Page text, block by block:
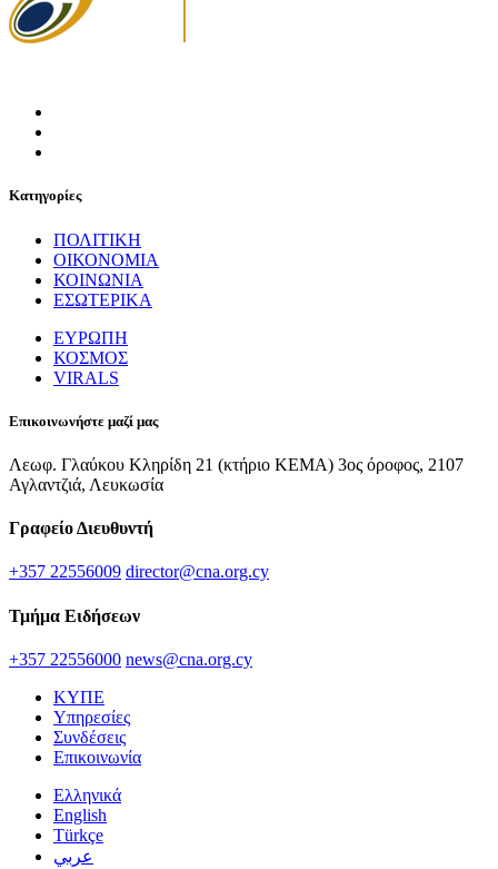
Κατηγορίες
ΠΟΛΙΤΙΚΗ
ΟΙΚΟΝΟΜΙΑ
ΚΟΙΝΩΝΙΑ
ΕΣΩΤΕΡΙΚΑ
ΕΥΡΩΠΗ
ΚΟΣΜΟΣ
VIRALS
Επικοινωνήστε μαζί μας
Λεωφ. Γλαύκου Κληρίδη 21 (κτήριο ΚΕΜΑ) 3ος όροφος, 2107
Αγλαντζιά, Λευκωσία
Γραφείο Διευθυντή
+357 22556009 director@cna.org.cy
Τμήμα Ειδήσεων
+357 22556000 news@cna.org.cy
ΚΥΠΕ
Υπηρεσίες
Συνδέσεις
Επικοινωνία
Ελληνικά
English
Türkçe
عربي